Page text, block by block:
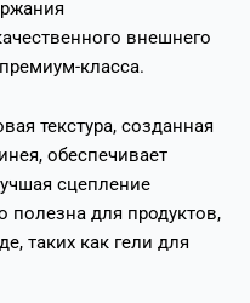
внешнего
класса.
текстура, созданная
обеспечивает
сцепление
полезна для продуктов,
таких как гели для